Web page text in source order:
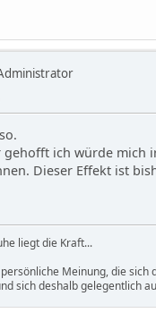
ich würde mich
Dieser Effekt ist
liegt die Kraft...
Meinung, die sich
sich deshalb gelegentlich